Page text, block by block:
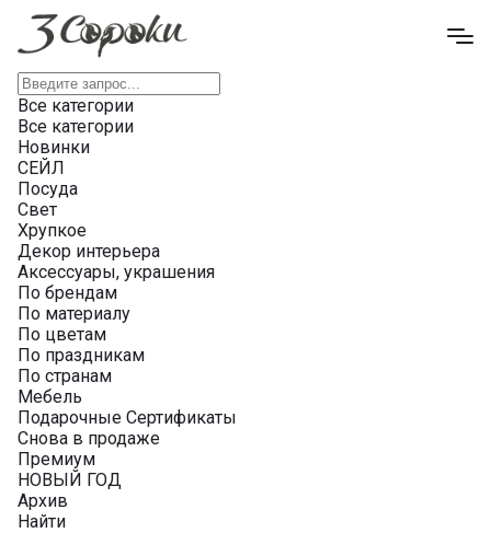
Все категории
Все категории
Новинки
СЕЙЛ
Посуда
Свет
Хрупкое
Декор интерьера
Аксессуары, украшения
По брендам
По материалу
По цветам
По праздникам
По странам
Мебель
Подарочные Сертификаты
Снова в продаже
Премиум
НОВЫЙ ГОД
Архив
Найти